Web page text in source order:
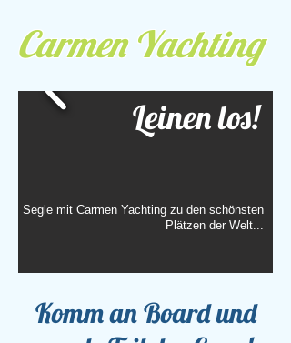
Carmen Yachting
Leinen los!
Segle mit Carmen Yachting zu den schönsten
Plätzen der Welt...
Komm an Board und